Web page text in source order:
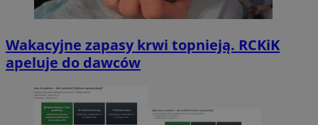
Wakacyjne zapasy krwi topnieją. RCKiK
apeluje do dawców